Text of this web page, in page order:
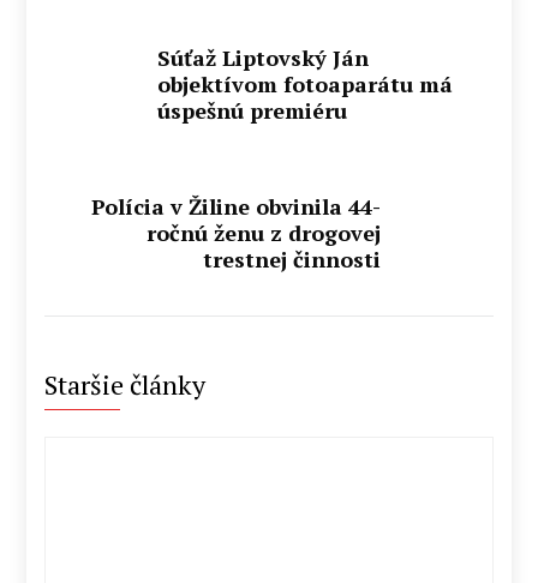
Súťaž Liptovský Ján
objektívom fotoaparátu má
úspešnú premiéru
Polícia v Žiline obvinila 44-
ročnú ženu z drogovej
trestnej činnosti
Staršie články